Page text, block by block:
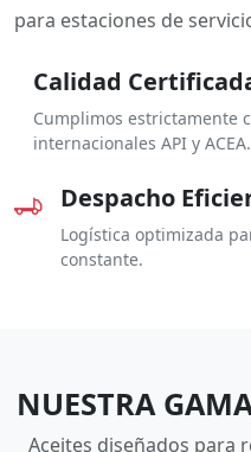
para estaciones de
Calidad
Cumplimos estrictamente
internacionales API y ACEA.
Despacho
Logística optimizada
constante.
NUESTRA
Aceites diseñados para